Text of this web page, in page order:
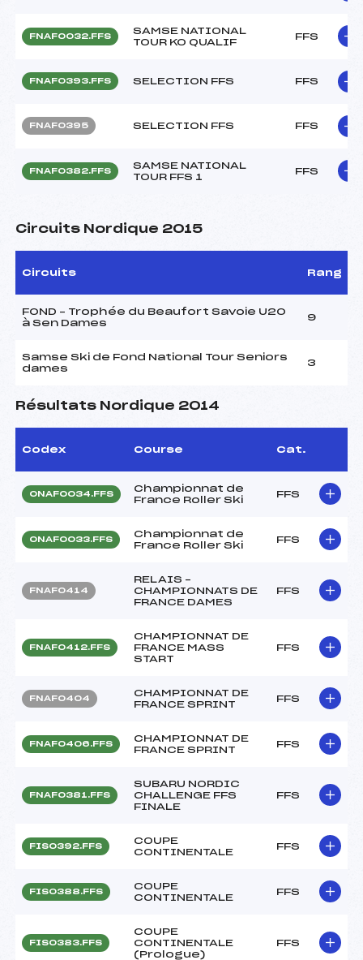
FNAF0032.FFS
SAMSE NATIONAL
TOUR KO QUALIF
FFS
FNAF0393.FFS SELECTION FFS FFS
FNAF0395 SELECTION FFS FFS
FNAF0382.FFS
SAMSE NATIONAL
TOUR FFS 1
FFS
Circuits Nordique 2015
Circuits Rang
FOND – Trophée du Beaufort Savoie U20
à Sen Dames
9
Samse Ski de Fond National Tour Seniors
dames
3
Résultats Nordique 2014
Codex Course Cat.
ONAF0034.FFS
Championnat de
France Roller Ski
FFS
ONAF0033.FFS
Championnat de
France Roller Ski
FFS
FNAF0414
RELAIS –
CHAMPIONNATS DE
FRANCE DAMES
FFS
FNAF0412.FFS
CHAMPIONNAT DE
FRANCE MASS
START
FFS
FNAF0404
CHAMPIONNAT DE
FRANCE SPRINT
FFS
FNAF0406.FFS
CHAMPIONNAT DE
FRANCE SPRINT
FFS
FNAF0381.FFS
SUBARU NORDIC
CHALLENGE FFS
FINALE
FFS
FIS0392.FFS
COUPE
CONTINENTALE
FFS
FIS0388.FFS
COUPE
CONTINENTALE
FFS
FIS0383.FFS
COUPE
CONTINENTALE
(Prologue)
FFS